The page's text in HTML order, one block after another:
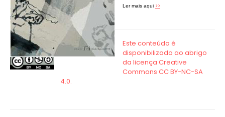
Ler mais aqui >>